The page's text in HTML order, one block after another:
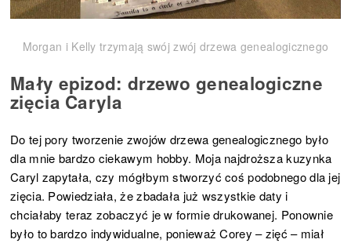
Morgan i Kelly trzymają swój zwój drzewa genealogicznego
Mały epizod: drzewo genealogiczne
zięcia Caryla
Do tej pory tworzenie zwojów drzewa genealogicznego było
dla mnie bardzo ciekawym hobby. Moja najdroższa kuzynka
Caryl zapytała, czy mógłbym stworzyć coś podobnego dla jej
zięcia. Powiedziała, że zbadała już wszystkie daty i
chciałaby teraz zobaczyć je w formie drukowanej. Ponownie
było to bardzo indywidualne, ponieważ Corey – zięć – miał